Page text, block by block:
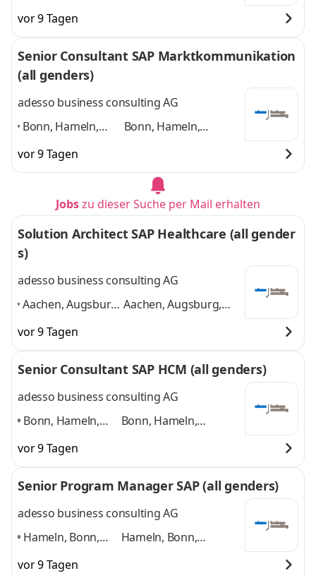
Dortmund,
Dresden,
und 4 weitere
vor 9 Tagen
Senior Consultant SAP Marktkommunikation
(all genders)
adesso business consulting AG
Bonn, Hameln,
Paderborn,
Düsseldorf,
Bonn, Hameln,
Düsseldorf, weitere
Standorte in DE
weitere
vor 9 Tagen
Jobszu dieser Suche per Mail erhalten
Solution Architect SAP Healthcare (all gender
s)
adesso business consulting AG
Aachen, Augsburg,
Bremen,
Dortmund, weitere
Standorte in DE,
Aachen, Augsburg,
Standorte in DEund 4
weitere
vor 9 Tagen
Senior Consultant SAP HCM (all genders)
adesso business consulting AG
Bonn, Hameln,
Paderborn,
Düsseldorf,
Bonn, Hameln,
und 4 weitere
vor 9 Tagen
Senior Program Manager SAP (all genders)
adesso business consulting AG
Hameln, Bonn,
Paderborn,
Hameln, Bonn,
vor 9 Tagen